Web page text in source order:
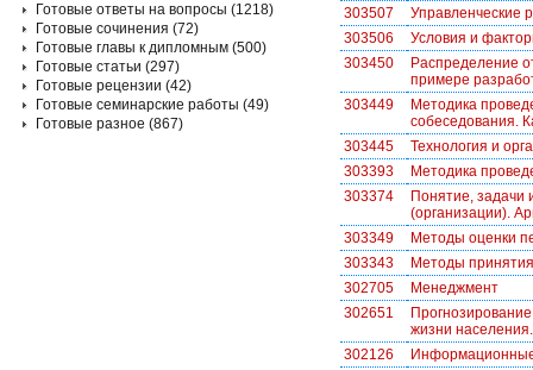
303507
Управленческие
303506
Условия и
303450
Распределение
примере
303449
Методика
собеседования.
303445
Технология и
303393
Методика
303374
Понятие, задачи
(организации).
303349
Методы оценки
303343
Методы
302705
Менеджмент
302651
жизни населения.
302126
Готовые ответы на вопросы (1218)
Готовые сочинения (72)
Готовые главы к дипломным (500)
Готовые статьи (297)
Готовые рецензии (42)
Готовые семинарские работы (49)
Готовые разное (867)